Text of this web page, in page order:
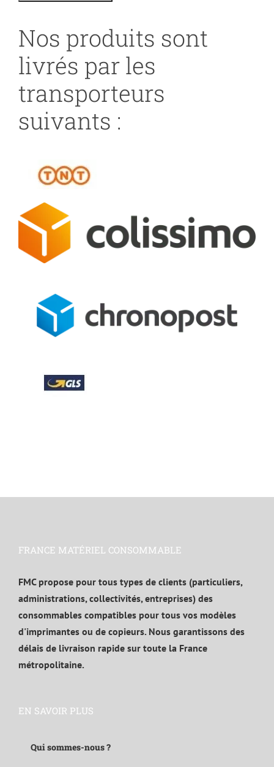
Nos produits sont
livrés par les
transporteurs
suivants :
FRANCE MATÉRIEL CONSOMMABLE
FMC propose pour tous types de clients (particuliers,
administrations, collectivités, entreprises) des
consommables compatibles pour tous vos modèles
d'imprimantes ou de copieurs. Nous garantissons des
délais de livraison rapide sur toute la France
métropolitaine.
EN SAVOIR PLUS
Qui sommes-nous ?